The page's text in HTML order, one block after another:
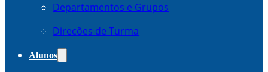
Departamentos e Grupos
Direcões de Turma
Alunos